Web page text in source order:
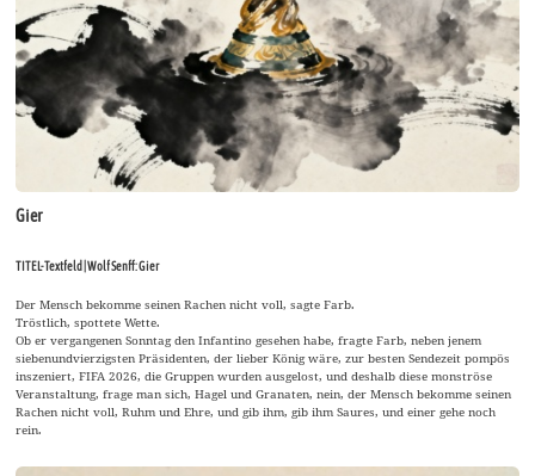
Gier
TITEL-Textfeld | Wolf Senff: Gier
Der Mensch bekomme seinen Rachen nicht voll, sagte Farb.
Tröstlich, spottete Wette.
Ob er vergangenen Sonntag den Infantino gesehen habe, fragte Farb, neben jenem
siebenundvierzigsten Präsidenten, der lieber König wäre, zur besten Sendezeit pompös
inszeniert, FIFA 2026, die Gruppen wurden ausgelost, und deshalb diese monströse
Veranstaltung, frage man sich, Hagel und Granaten, nein, der Mensch bekomme seinen
Rachen nicht voll, Ruhm und Ehre, und gib ihm, gib ihm Saures, und einer gehe noch
rein.